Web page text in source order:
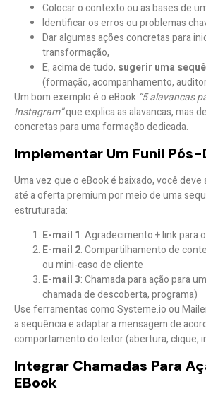
Colocar o contexto ou as bases de
Identificar os erros ou problemas
Dar algumas ações concretas para
transformação,
E, acima de tudo, sugerir uma
(formação, acompanhamento,
Um bom exemplo é o eBook “5 alavancas
Instagram”que explica as alavancas, mas
concretas para uma formação dedicada.
Implementar Um Funil
Uma vez que o eBook é baixado, você deve
até a oferta premiumpor meio de uma
estruturada:
E-mail 1: Agradecimento + link para
E-mail 2: Compartilhamento de
ou mini-caso de cliente
E-mail 3: Chamada para ação para
chamada de descoberta, programa)
Use ferramentas comoSysteme.ioou
a sequência e adaptar a mensagem de
comportamento do leitor (abertura, clique,
Integrar Chamadas Para
EBook